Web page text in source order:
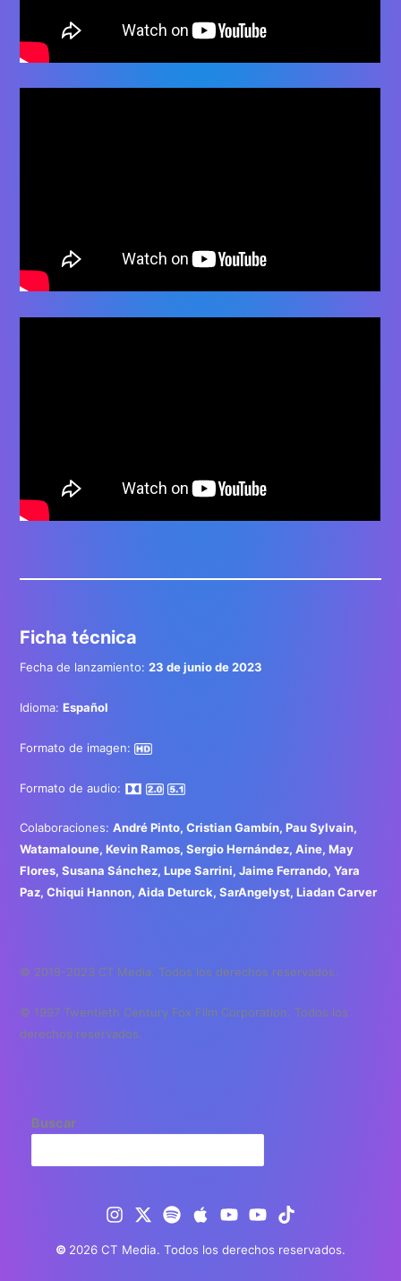
Ficha técnica
Fecha de lanzamiento:23 de junio de 2023
Idioma:Español
Formato de imagen:
Formato de audio:
Colaboraciones:André Pinto, Cristian Gambín, Pau Sylvain,
Watamaloune, Kevin Ramos, Sergio Hernández, Aine, May
Flores, Susana Sánchez, Lupe Sarrini, Jaime Ferrando, Yara
Paz, Chiqui Hannon, Aida Deturck, SarAngelyst, Liadan Carver
© 2019-2023 CT Media. Todos los derechos reservados.
© 1997 Twentieth Century Fox Film Corporation. Todos los
derechos reservados.
Buscar
© 2026 CT Media. Todos los derechos reservados.